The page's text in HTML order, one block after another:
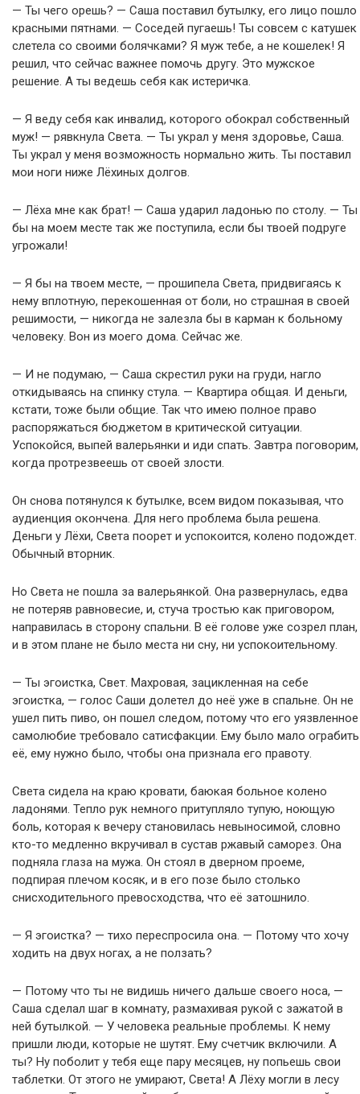
— Ты чего орешь? — Саша поставил бутылку, его лицо пошло
красными пятнами. — Соседей пугаешь! Ты совсем с катушек
слетела со своими болячками? Я муж тебе, а не кошелек! Я
решил, что сейчас важнее помочь другу. Это мужское
решение. А ты ведешь себя как истеричка.
— Я веду себя как инвалид, которого обокрал собственный
муж! — рявкнула Света. — Ты украл у меня здоровье, Саша.
Ты украл у меня возможность нормально жить. Ты поставил
мои ноги ниже Лёхиных долгов.
— Лёха мне как брат! — Саша ударил ладонью по столу. — Ты
бы на моем месте так же поступила, если бы твоей подруге
угрожали!
— Я бы на твоем месте, — прошипела Света, придвигаясь к
нему вплотную, перекошенная от боли, но страшная в своей
решимости, — никогда не залезла бы в карман к больному
человеку. Вон из моего дома. Сейчас же.
— И не подумаю, — Саша скрестил руки на груди, нагло
откидываясь на спинку стула. — Квартира общая. И деньги,
кстати, тоже были общие. Так что имею полное право
распоряжаться бюджетом в критической ситуации.
Успокойся, выпей валерьянки и иди спать. Завтра поговорим,
когда протрезвеешь от своей злости.
Он снова потянулся к бутылке, всем видом показывая, что
аудиенция окончена. Для него проблема была решена.
Деньги у Лёхи, Света поорет и успокоится, колено подождет.
Обычный вторник.
Но Света не пошла за валерьянкой. Она развернулась, едва
не потеряв равновесие, и, стуча тростью как приговором,
направилась в сторону спальни. В её голове уже созрел план,
и в этом плане не было места ни сну, ни успокоительному.
— Ты эгоистка, Свет. Махровая, зацикленная на себе
эгоистка, — голос Саши долетел до неё уже в спальне. Он не
ушел пить пиво, он пошел следом, потому что его уязвленное
самолюбие требовало сатисфакции. Ему было мало ограбить
её, ему нужно было, чтобы она признала его правоту.
Света сидела на краю кровати, баюкая больное колено
ладонями. Тепло рук немного притупляло тупую, ноющую
боль, которая к вечеру становилась невыносимой, словно
кто-то медленно вкручивал в сустав ржавый саморез. Она
подняла глаза на мужа. Он стоял в дверном проеме,
подпирая плечом косяк, и в его позе было столько
снисходительного превосходства, что её затошнило.
— Я эгоистка? — тихо переспросила она. — Потому что хочу
ходить на двух ногах, а не ползать?
— Потому что ты не видишь ничего дальше своего носа, —
Саша сделал шаг в комнату, размахивая рукой с зажатой в
ней бутылкой. — У человека реальные проблемы. К нему
пришли люди, которые не шутят. Ему счетчик включили. А
ты? Ну поболит у тебя еще пару месяцев, ну попьешь свои
таблетки. От этого не умирают, Света! А Лёху могли в лесу